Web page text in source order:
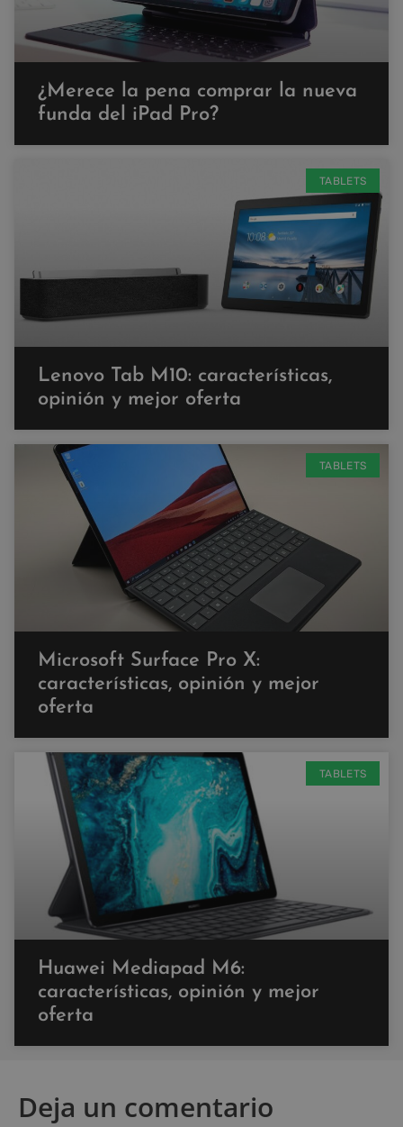
¿Merece la pena comprar la nueva
funda del iPad Pro?
TABLETS
Lenovo Tab M10: características,
opinión y mejor oferta
TABLETS
Microsoft Surface Pro X:
características, opinión y mejor
oferta
TABLETS
Huawei Mediapad M6:
características, opinión y mejor
oferta
Deja un comentario